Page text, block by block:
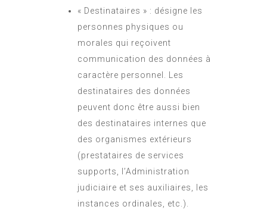
« Destinataires » : désigne les
personnes physiques ou
morales qui reçoivent
communication des données à
caractère personnel. Les
destinataires des données
peuvent donc être aussi bien
des destinataires internes que
des organismes extérieurs
(prestataires de services
supports, l’Administration
judiciaire et ses auxiliaires, les
instances ordinales, etc.).